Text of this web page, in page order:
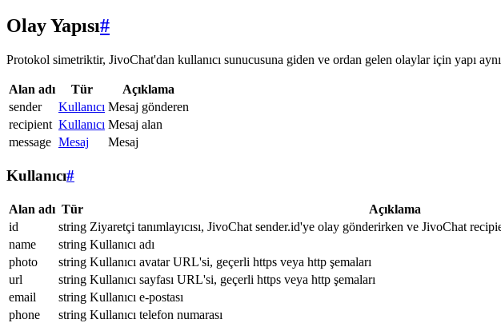
Olay Yapısı#
Protokol simetriktir, JivoChat'dan kullanıcı sunucusuna giden ve ordan gelen olaylar için yapı
Alan adı Tür
Açıklama
sender
Kullanıcı Mesaj gönderen
recipient Kullanıcı Mesaj alan
message Mesaj Mesaj
Kullanıcı#
Alan adı Tür Açıklama
id
string Ziyaretçi tanımlayıcısı, JivoChat sender.id'ye olay gönderirken ve JivoChat
name
string Kullanıcı adı
photo
string Kullanıcı avatar URL'si, geçerli https veya http şemaları
url
string Kullanıcı sayfası URL'si, geçerli https veya http şemaları
email
string Kullanıcı e-postası
phone
string Kullanıcı telefon numarası